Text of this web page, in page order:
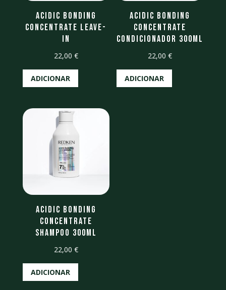
Acidic Bonding
Concentrate Leave-
in
22,00 €
ADICIONAR
Acidic Bonding
Concentrate
Condicionador 300ml
22,00€
ADICIONAR
Acidic Bonding
Concentrate
Shampoo 300ml
22,00 €
ADICIONAR